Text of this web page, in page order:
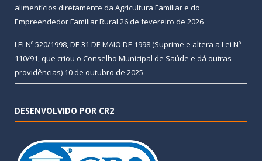
alimentícios diretamente da Agricultura Familiar e do
Empreendedor Familiar Rural 26 de fevereiro de 2026
LEI Nº 520/1998, DE 31 DE MAIO DE 1998 (Suprime e altera a Lei Nº
110/91, que criou o Conselho Municipal de Saúde e dá outras
providências) 10 de outubro de 2025
DESENVOLVIDO POR CR2